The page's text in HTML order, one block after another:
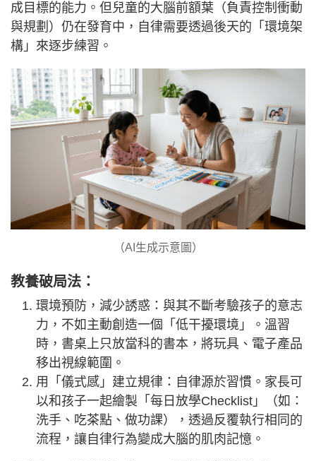
成目標的能力。但兒童的大腦前額葉（負責控制衝動
與規劃）仍在發育中，自律需要透過後天的「環境架
構」來逐步練習。
（AI生成示意圖）
教養破局法：
環境預防，減少誘惑：與其不斷考驗孩子的意志
力，不如主動創造一個「低干擾環境」。溫習
時，書桌上只放當科的書本，將玩具、電子產品
移出視線範圍。
用「儀式感」建立規律：自律源於習慣。家長可
以和孩子一起繪製「每日放學Checklist」（如：
洗手、吃茶點、做功課），透過反覆執行相同的
流程，讓自律行為變成大腦的肌肉記憶。